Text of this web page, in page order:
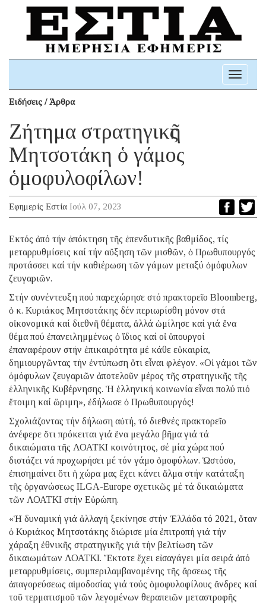
Toggle
Ειδήσεις / Άρθρα
Ζήτημα στρατηγικῆς
Μητσοτάκη ὁ γάμος
ὁμοφυλοφίλων!
Εφημερίς Εστία Ιούλ 07, 2023
Εκτός ἀπό τήν ἀπόκτηση τῆς ἐπενδυτικῆς βαθμίδος, τίς
μεταρρυθμίσεις καί τήν αὔξηση τῶν μισθῶν, ὁ Πρωθυπουργός
προτάσσει καί τήν καθιέρωση τῶν γάμων μεταξύ ὁμόφυλων
ζευγαριῶν.
Στήν συνέντευξη πού παρεχώρησε στό πρακτορεῖο Bloomberg,
ὁ κ. Κυριάκος Μητσοτάκης δέν περιωρίσθη μόνον στά
οἰκονομικά καί διεθνῆ θέματα, ἀλλά ὡμίλησε καί γιά ἕνα
θέμα πού ἐπανειλημμένως ὁ ἴδιος καί οἱ ὑπουργοί
ἐπαναφέρουν στήν ἐπικαιρότητα μέ κάθε εὐκαιρία,
δημιουργῶντας τήν ἐντύπωση ὅτι εἶναι φλέγον. «Οἱ γάμοι τῶν
ὁμόφυλων ζευγαριῶν ἀποτελοῦν μέρος τῆς στρατηγικῆς τῆς
ἑλληνικῆς Κυβέρνησης. Ἡ ἑλληνική κοινωνία εἶναι πολύ πιό
ἕτοιμη καί ὥριμη», ἐδήλωσε ὁ Πρωθυπουργός!
Σχολιάζοντας τήν δήλωση αὐτή, τό διεθνές πρακτορεῖο
ἀνέφερε ὅτι πρόκειται γιά ἕνα μεγάλο βῆμα γιά τά
δικαιώματα τῆς ΛΟΑΤΚΙ κοινότητος, σέ μία χώρα πού
διστάζει νά προχωρήσει μέ τόν γάμο ὁμοφύλων. Ὡστόσο,
ἐπισημαίνει ὅτι ἡ χώρα μας ἔχει κάνει ἅλμα στήν κατάταξη
τῆς ὀργανώσεως ILGA-Europe σχετικῶς μέ τά δικαιώματα
τῶν ΛΟΑΤΚΙ στήν Εὐρώπη.
«Ἡ δυναμική γιά ἀλλαγή ξεκίνησε στήν Ἑλλάδα τό 2021, ὅταν
ὁ Κυριάκος Μητσοτάκης διώρισε μία ἐπιτροπή γιά τήν
χάραξη ἐθνικῆς στρατηγικῆς γιά τήν βελτίωση τῶν
δικαιωμάτων ΛΟΑΤΚΙ. Ἔκτοτε ἔχει εἰσαγάγει μία σειρά ἀπό
μεταρρυθμίσεις, συμπεριλαμβανομένης τῆς ἄρσεως τῆς
ἀπαγορεύσεως αἱμοδοσίας γιά τούς ὁμοφυλοφίλους ἄνδρες καί
τοῦ τερματισμοῦ τῶν λεγομένων θεραπειῶν μεταστροφῆς